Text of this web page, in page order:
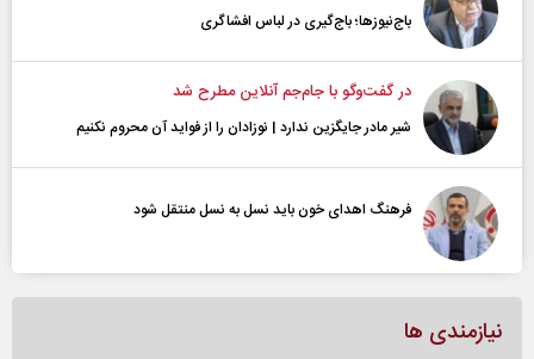
باج‌نیوزها؛ باج‌گیری در لباس افشاگری
در گفت‌و‌گو با جام‌جم آنلاین مطرح شد
شیر مادر جایگزین ندارد | نوزادان را از فواید آن محروم نکنیم
فرهنگ اهدای خون باید نسل به نسل منتقل شود
نیازمندی ها